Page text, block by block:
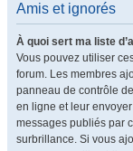
Amis et ignorés
À quoi sert ma liste
Vous pouvez utiliser
forum. Les membres
panneau de contrôle
en ligne et leur
messages publiés par
surbrillance. Si vous